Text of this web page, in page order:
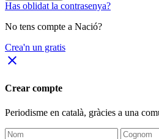
Has oblidat la contrasenya?
No tens compte a Nació?
Crea'n un gratis
close
Crear compte
Periodisme en català, gràcies a una